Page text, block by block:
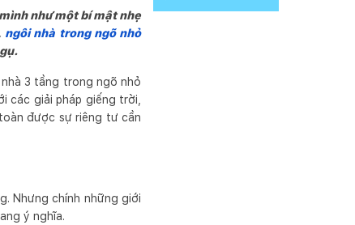
như một bí mật nhẹ
ngôi nhà trong ngõ nhỏ
3 tầng trong ngõ nhỏ
các giải pháp giếng trời,
được sự riêng tư cần
Nhưng chính những giới
ý nghĩa.